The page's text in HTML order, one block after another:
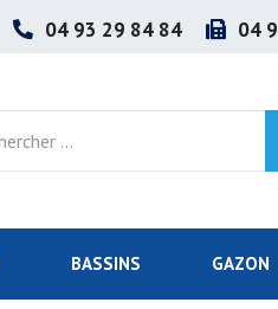
04 93 29 84 84 04
BASSINS GAZON